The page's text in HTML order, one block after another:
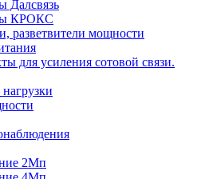
Далсвязь
КРОКС
разветвители мощности
для усиления сотовой связи.
2Мп